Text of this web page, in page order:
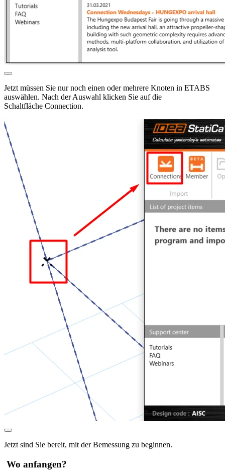
Jetzt müssen Sie nur noch einen oder mehrere Knoten in ETABS
auswählen. Nach der Auswahl klicken Sie auf die
Schaltfläche Connection.
Jetzt sind Sie bereit, mit der Bemessung zu beginnen.
Wo anfangen?